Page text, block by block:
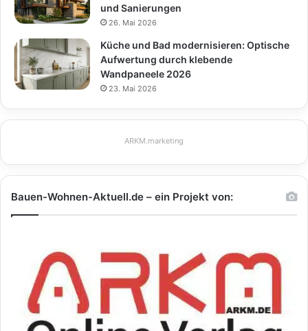
und Sanierungen
26. Mai 2026
Küche und Bad modernisieren: Optische
Aufwertung durch klebende
Wandpaneele 2026
23. Mai 2026
ARKM.marketing
Bauen-Wohnen-Aktuell.de – ein Projekt von: